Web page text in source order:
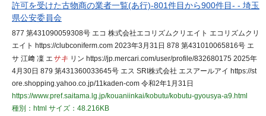
許可を受けた古物商の業者一覧(あ行)-801件目から900件目- - 埼玉
県公安委員会
877 第431090059308号 エコ 株式会社エコリズムクリエイト エコリズムクリ
エイト https://clubconiferm.com 2023年3月31日 878 第431010065816号 エ
サ 江﨑 凜 エ サキ リン https://jp.mercari.com/user/profile/832680175 2025年
4月30日 879 第431360033645号 エス SRI株式会社 エスアールアイ https://st
ore.shopping.yahoo.co.jp/11kaden-com 令和2年1月31日
https://www.pref.saitama.lg.jp/kouaniinkai/kobutu/kobutu-gyousya-a9.html
種別：html サイズ：48.216KB